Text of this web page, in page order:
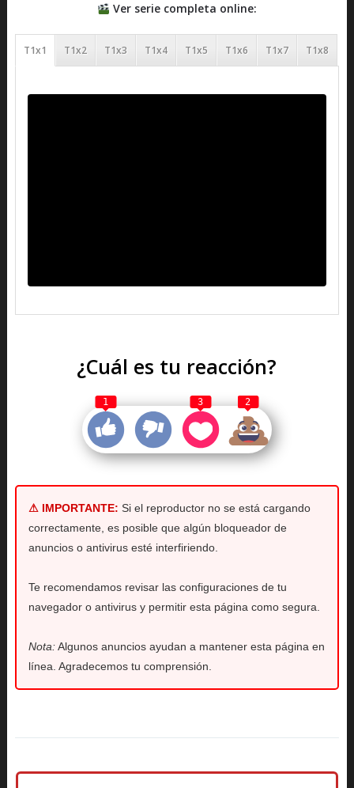
Ver serie completa online:
T1x1 T1x2 T1x3 T1x4 T1x5 T1x6 T1x7 T1x8
¿Cuál es tu reacción?
1 3 2
⚠ IMPORTANTE: Si el reproductor no se está cargando
correctamente, es posible que algún bloqueador de
anuncios o antivirus esté interfiriendo.
Te recomendamos revisar las configuraciones de tu
navegador o antivirus y permitir esta página como segura.
Nota:Algunos anuncios ayudan a mantener esta página en
línea. Agradecemos tu comprensión.